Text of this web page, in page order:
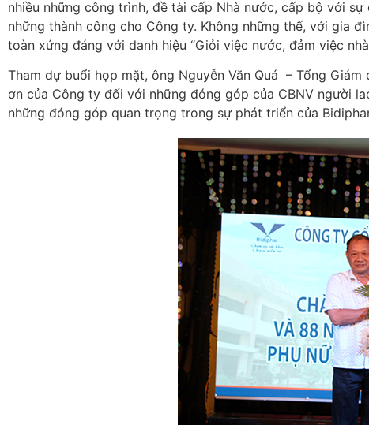
nhiều những công trình, đề tài cấp Nhà nước, cấp bộ với
những thành công cho Công ty. Không những thế, với gia
toàn xứng đáng với danh hiệu “Giỏi việc nước, đảm việc
Tham dự buổi họp mặt, ông Nguyễn Văn Quá – Tổng
ơn của Công ty đối với những đóng góp của CBNV người
những đóng góp quan trọng trong sự phát triển của